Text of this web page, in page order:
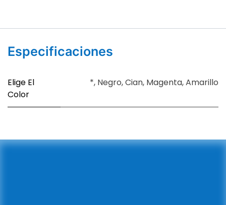
Especificaciones
Elige El
Color
*, Negro,Cian, Magenta,Amarillo